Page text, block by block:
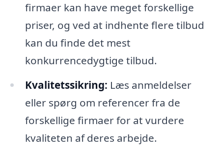
firmaer kan have meget forskellige
priser, og ved at indhente flere tilbud
kan du finde det mest
konkurrencedygtige tilbud.
Kvalitetssikring: Læs anmeldelser
eller spørg om referencer fra de
forskellige firmaer for at vurdere
kvaliteten af deres arbejde.